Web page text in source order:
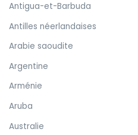
Antigua-et-Barbuda
Antilles néerlandaises
Arabie saoudite
Argentine
Arménie
Aruba
Australie